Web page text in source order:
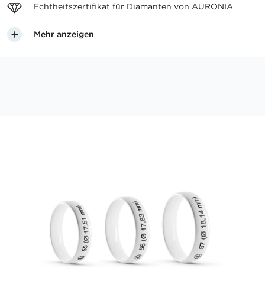
Echtheitszertifikat für Diamanten von AURONIA
Mehr anzeigen